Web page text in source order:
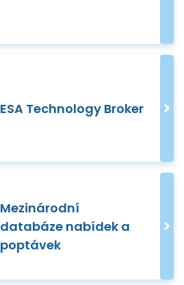
ESA Technology Broker
Mezinárodní
databáze nabídek a
poptávek